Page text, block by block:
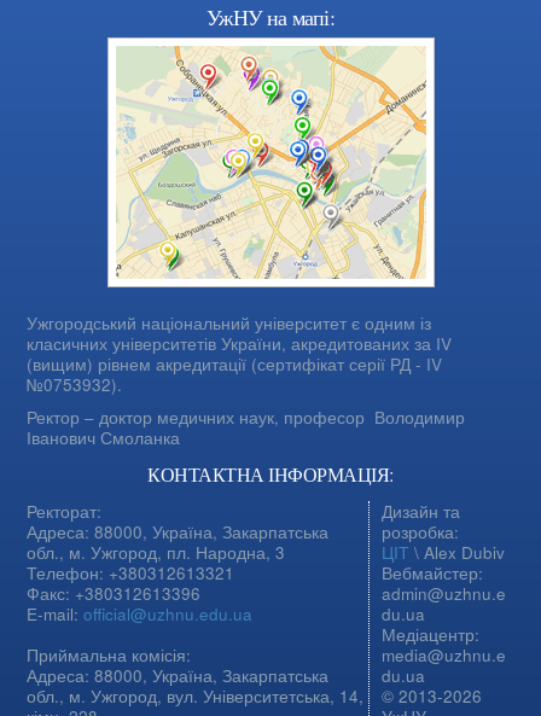
УжНУ на мапі:
Ужгородський національний університет є одним із
класичних університетів України, акредитованих за IV
(вищим) рівнем акредитації (сертифікат серії РД - IV
№0753932).
Ректор – доктор медичних наук, професор Володимир
Іванович Смоланка
КОНТАКТНА ІНФОРМАЦІЯ:
Ректорат:
Адреса: 88000, Україна, Закарпатська
обл., м. Ужгород, пл. Народна, 3
Телефон: +380312613321
Факс: +380312613396
E-mail:official@uzhnu.edu.ua
Приймальна комісія:
Адреса: 88000, Україна, Закарпатська
обл., м. Ужгород, вул. Університетська, 14,
Дизайн та
розробка:
ЦІТ \ Alex Dubiv
Вебмайстер:
admin@uzhnu.e
du.ua
Медіацентр:
media@uzhnu.e
du.ua
© 2013-2026